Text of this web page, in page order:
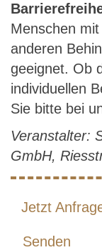
Menschen
anderen
geeignet. Ob
individuellen
Sie bitte bei
Veranstalter:
GmbH,
Jetzt
Senden